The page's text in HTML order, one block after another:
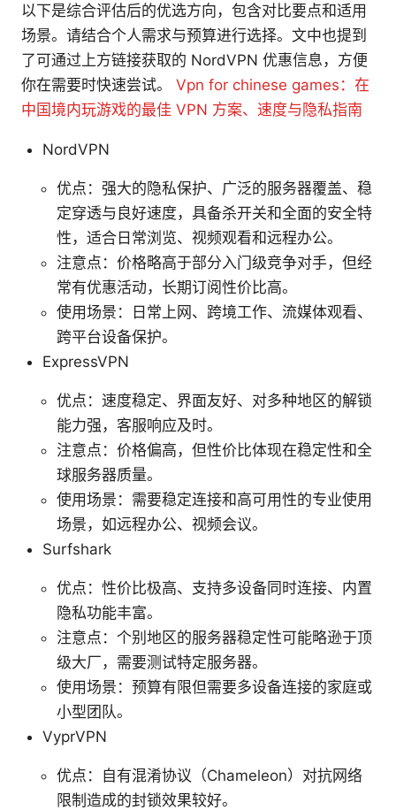
以下是综合评估后的优选方向，包含对比要点和适用
场景。请结合个人需求与预算进行选择。文中也提到
了可通过上方链接获取的 NordVPN 优惠信息，方便
你在需要时快速尝试。 Vpn for chinese games：在
中国境内玩游戏的最佳 VPN 方案、速度与隐私指南
NordVPN
优点：强大的隐私保护、广泛的服务器覆盖、稳
定穿透与良好速度，具备杀开关和全面的安全特
性，适合日常浏览、视频观看和远程办公。
注意点：价格略高于部分入门级竞争对手，但经
常有优惠活动，长期订阅性价比高。
使用场景：日常上网、跨境工作、流媒体观看、
跨平台设备保护。
ExpressVPN
优点：速度稳定、界面友好、对多种地区的解锁
能力强，客服响应及时。
注意点：价格偏高，但性价比体现在稳定性和全
球服务器质量。
使用场景：需要稳定连接和高可用性的专业使用
场景，如远程办公、视频会议。
Surfshark
优点：性价比极高、支持多设备同时连接、内置
隐私功能丰富。
注意点：个别地区的服务器稳定性可能略逊于顶
级大厂，需要测试特定服务器。
使用场景：预算有限但需要多设备连接的家庭或
小型团队。
VyprVPN
优点：自有混淆协议（Chameleon）对抗网络
限制造成的封锁效果较好。